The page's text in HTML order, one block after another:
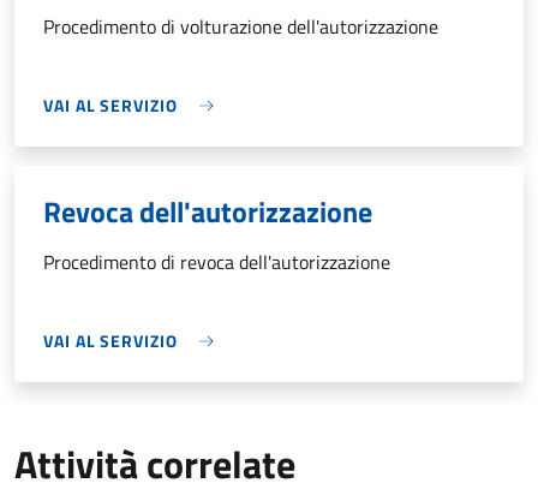
Procedimento di volturazione dell'autorizzazione
VAI AL SERVIZIO
Revoca dell'autorizzazione
Procedimento di revoca dell'autorizzazione
VAI AL SERVIZIO
Attività correlate